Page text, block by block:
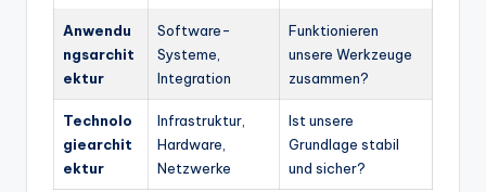
Anwendu
ngsarchit
ektur
Software-
Systeme,
Integration
Funktionieren
unsere Werkzeuge
zusammen?
Technolo
giearchit
ektur
Infrastruktur,
Hardware,
Netzwerke
Ist unsere
Grundlage stabil
und sicher?